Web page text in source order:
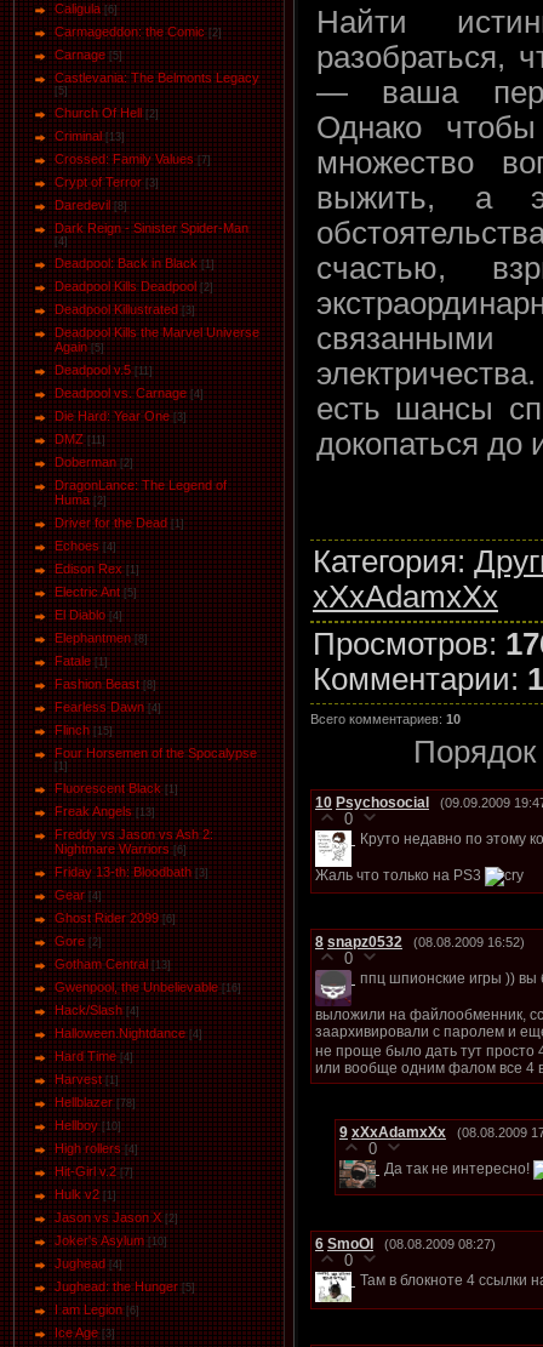
Caligula [6]
Carmageddon: the Comic [2]
Carnage [5]
Castlevania: The Belmonts Legacy
[5]
Church Of Hell [2]
Criminal [13]
Crossed: Family Values [7]
Crypt of Terror [3]
Daredevil [8]
Dark Reign - Sinister Spider-Man
[4]
Deadpool: Back in Black [1]
Deadpool Kills Deadpool [2]
Deadpool Killustrated [3]
Deadpool Kills the Marvel Universe
Again [5]
Deadpool v.5 [11]
Deadpool vs. Carnage [4]
Die Hard: Year One [3]
DMZ [11]
Doberman [2]
DragonLance: The Legend of
Huma [2]
Driver for the Dead [1]
Eсhoеs [4]
Edison Rex [1]
Electric Ant [5]
El Diablo [4]
Elephantmen [8]
Fatale [1]
Fashion Beast [8]
Fearless Dawn [4]
Flinch [15]
Four Horsemen of the Spocalypse
[1]
Fluorescent Black [1]
Freak Angels [13]
Freddy vs Jason vs Ash 2:
Nightmare Warriors [6]
Friday 13-th: Bloodbath [3]
Gear [4]
Ghost Rider 2099 [6]
Gore [2]
Gotham Central [13]
Gwenpool, the Unbelievable [16]
Hack/Slash [4]
Halloween.Nightdance [4]
Hard Time [4]
Harvest [1]
Hellblazer [78]
Hellboy [10]
High rollers [4]
Hit-Girl v.2 [7]
Hulk v2 [1]
Jason vs Jason Х [2]
Joker's Asylum [10]
Jughead [4]
Jughead: the Hunger [5]
I am Legion [6]
Ice Age [3]
Найти
разобраться,
— ваша
Однако
множество
выжить, а
счастью,
связанными
есть шансы
докопаться до
Категория:
xXxAdamxXx
Просмотров:
Комментарии:
Всего комментариев: 10
10 Psychosocial (09.09.2009
0
Круто недавно по этому
Жаль что только на PS3
8 snapz0532 (08.08.2009 16:52)
0
ппц шпионские игры )) вы
выложили на файлообменник,
заархивировали с паролем и
не проще было дать тут просто
или вообще одним фалом все 4
9 xXxAdamxXx (08.08.2009
0
Да так не интересно!
6 SmoOl (08.08.2009 08:27)
0
Там в блокноте 4 ссылки